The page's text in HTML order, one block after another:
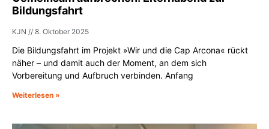
Bildungsfahrt
KJN 8. Oktober 2025
Die Bildungsfahrt im Projekt »Wir und die Cap Arcona« rückt
näher – und damit auch der Moment, an dem sich
Vorbereitung und Aufbruch verbinden. Anfang
Weiterlesen »